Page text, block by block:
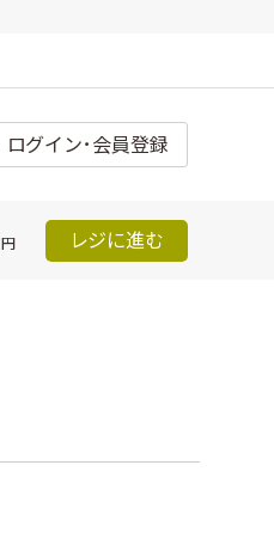
ログイン･会員登録
円 レジに進む